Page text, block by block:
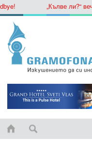
„Кълве ли?“